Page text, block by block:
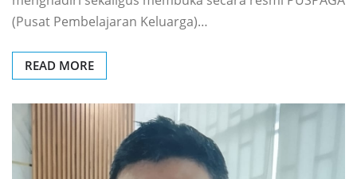
(Pusat Pembelajaran Keluarga)…
READ MORE